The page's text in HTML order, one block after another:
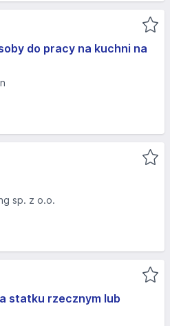
do pracy na kuchni na
sp. z o.o.
statku rzecznym lub